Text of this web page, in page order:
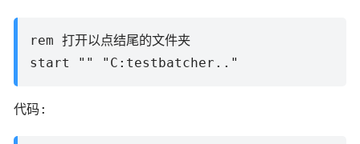
rem 打开以点结尾的文件夹
start "" "C:testbatcher.."
代码: